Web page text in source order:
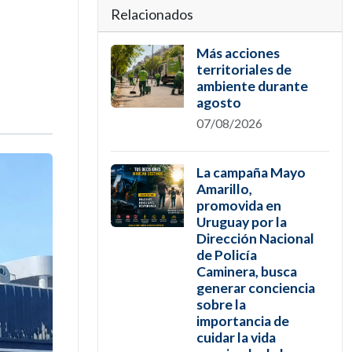
Relacionados
Más acciones
territoriales de
ambiente durante
agosto
07/08/2026
La campaña Mayo
Amarillo,
promovida en
Uruguay por la
Dirección Nacional
de Policía
Caminera, busca
generar conciencia
sobre la
importancia de
cuidar la vida